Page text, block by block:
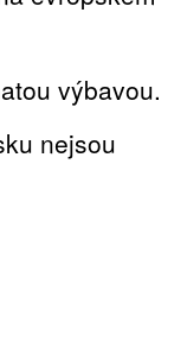
výbavou.
nejsou